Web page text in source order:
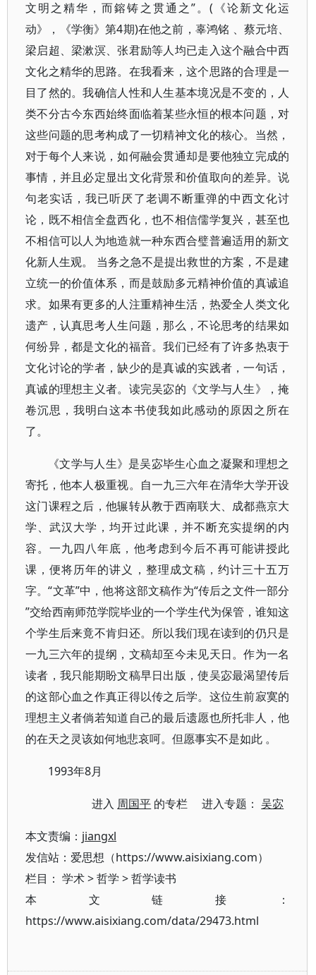
文明之精华，而鎔铸之贯通之”。(《论新文化运
动》，《学衡》第4期)在他之前，辜鸿铭 、蔡元培、
梁启超、梁漱溟、张君励等人均已走入这个融合中西
文化之精华的思路。在我看来，这个思路的合理是一
目了然的。我确信人性和人生基本境况是不变的，人
类不分古今东西始终面临着某些永恒的根本问题，对
这些问题的思考构成了一切精神文化的核心。当然，
对于每个人来说，如何融会贯通却是要他独立完成的
事情，并且必定显出文化背景和价值取向的差异。说
句老实话，我已听厌了老调不断重弹的中西文化讨
论，既不相信全盘西化，也不相信儒学复兴，甚至也
不相信可以人为地造就一种东西合璧普遍适用的新文
化新人生观。 当务之急不是提出救世的方案，不是建
立统一的价值体系，而是鼓励多元精神价值的真诚追
求。如果有更多的人注重精神生活，热爱全人类文化
遗产，认真思考人生问题，那么，不论思考的结果如
何纷异，都是文化的福音。我们已经有了许多热衷于
文化讨论的学者，缺少的是真诚的实践者，一句话，
真诚的理想主义者。读完吴宓的《文学与人生》，掩
卷沉思，我明白这本书使我如此感动的原因之所在
了。
《文学与人生》是吴宓毕生心血之凝聚和理想之
寄托，他本人极重视。自一九三六年在清华大学开设
这门课程之后，他辗转从教于西南联大、成都燕京大
学、武汉大学，均开过此课，并不断充实提纲的内
容。一九四八年底，他考虑到今后不再可能讲授此
课，便将历年的讲义，整理成文稿，约计三十五万
字。“文革”中，他将这部文稿作为“传后之文件一部分
”交给西南师范学院毕业的一个学生代为保管，谁知这
个学生后来竟不肯归还。所以我们现在读到的仍只是
一九三六年的提纲，文稿却至今未见天日。作为一名
读者，我只能期盼文稿早日出版，使吴宓最渴望传后
的这部心血之作真正得以传之后学。这位生前寂寞的
理想主义者倘若知道自己的最后遗愿也所托非人，他
的在天之灵该如何地悲哀呵。但愿事实不是如此 。
1993年8月
进入 周国平 的专栏 进入专题：吴宓
本文责编： jiangxl
发信站：爱思想（https://www.aisixiang.com）
栏目： 学术>哲学 >哲学读书
本文链接：
https://www.aisixiang.com/data/29473.html